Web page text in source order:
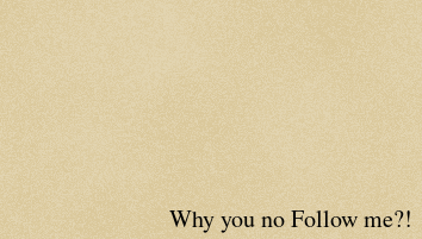
Why you no Follow me?!